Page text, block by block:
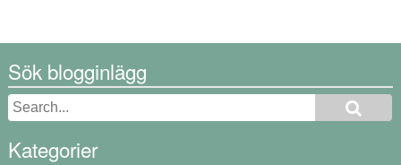
Sök blogginlägg
Kategorier